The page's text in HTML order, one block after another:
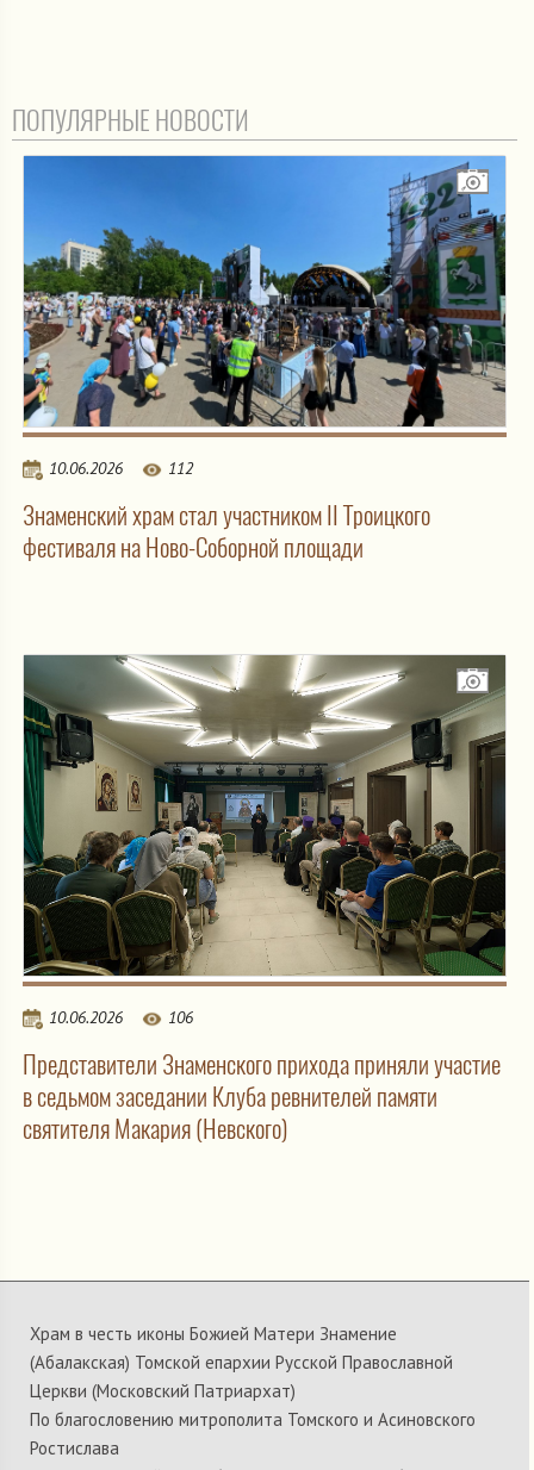
ПОПУЛЯРНЫЕ НОВОСТИ
10.06.2026 112
Знаменский храм стал участником II Троицкого
фестиваля на Ново-Соборной площади
10.06.2026 106
Представители Знаменского прихода приняли участие
в седьмом заседании Клуба ревнителей памяти
святителя Макария (Невского)
Храм в честь иконы Божией Матери Знамение
(Абалакская) Томской епархии Русской Православной
Церкви (Московский Патриархат)
По благословению митрополита Томского и Асиновского
Ростислава